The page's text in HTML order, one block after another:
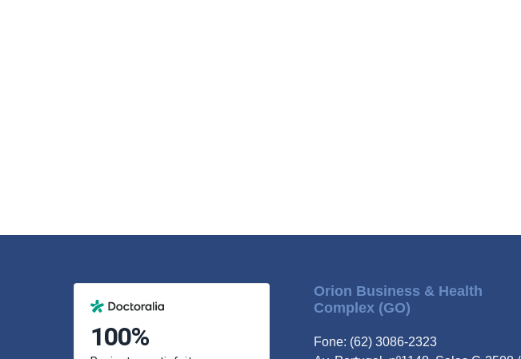
Orion Business & Health
Complex (GO)
Fone: (62) 3086-2323